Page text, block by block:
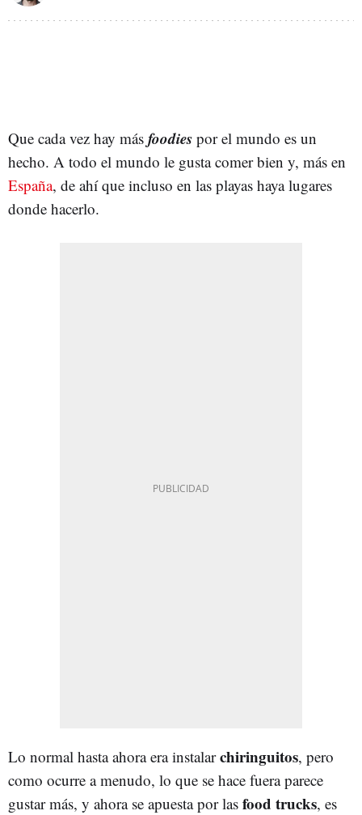
Que cada vez hay más foodies por el mundo es un
hecho. A todo el mundo le gusta comer bien y, más en
España, de ahí que incluso en las playas haya lugares
donde hacerlo.
Lo normal hasta ahora era instalarchiringuitos, pero
como ocurre a menudo, lo que se hace fuera parece
gustar más, y ahora se apuesta por las food trucks, es